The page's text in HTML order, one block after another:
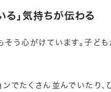
る」気持ちが伝わる
そう心がけています。子ど
ンでたくさん並んでいたり